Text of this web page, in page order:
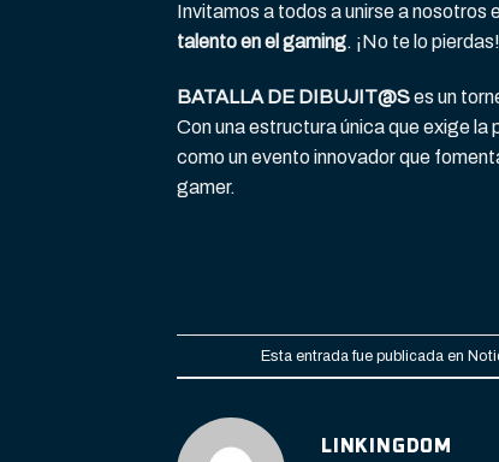
Invitamos a todos a unirse a nosotros
talento en el gaming. ¡No te lo pierdas!
BATALLA DE DIBUJIT@Ses un
Con una estructura única que exige la
como un evento innovador que
gamer.
Esta entrada fue publicada en
LINKINGDOM